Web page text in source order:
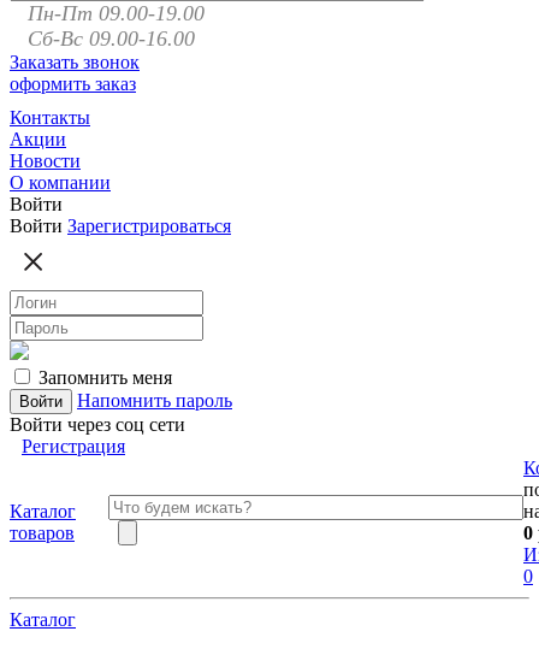
Пн-Пт 09.00-19.00
Сб-Вс 09.00-16.00
Заказать звонок
оформить заказ
Контакты
Акции
Новости
О компании
Войти
Войти Зарегистрироваться
Запомнить меня
Напомнить пароль
Войти через соц сети
Регистрация
Каталог
товаров
0
0
Каталог